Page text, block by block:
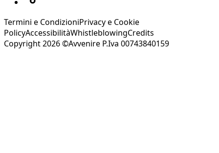
Termini e CondizioniPrivacy e Cookie
PolicyAccessibilitàWhistleblowingCredits
Copyright 2026 ©Avvenire P.Iva 00743840159